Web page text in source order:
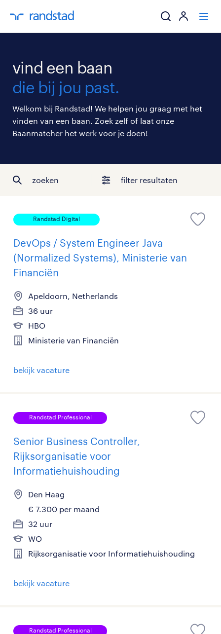
mijn carrière
over randstad
vind een baan
die bij jou past.
Welkom bij Randstad! We helpen jou graag met het
vinden van een baan. Zoek zelf of laat onze
Baanmatcher het werk voor je doen!
zoeken filter resultaten
Randstad Digital
DevOps / System Engineer Java
(Normalized Systems), Ministerie van
Financiën
Apeldoorn, Netherlands
36 uur
HBO
Ministerie van Financiën
bekijk vacature
Randstad Professional
Senior Business Controller,
Rijksorganisatie voor
Informatiehuishouding
Den Haag
€ 7.300 per maand
32 uur
WO
Rijksorganisatie voor Informatiehuishouding
bekijk vacature
Randstad Professional